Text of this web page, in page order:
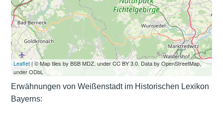
Leaflet| © Map tiles by BSB MDZ, under CC BY 3.0. Data by OpenStreetMap,
under ODbL
Erwähnungen von Weißenstadt im Historischen Lexikon
Bayerns: